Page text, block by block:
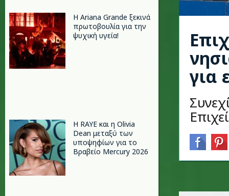
Η Ariana Grande ξεκινά
πρωτοβουλία για την
ψυχική υγεία!
Η RAYE και η Olivia
Dean μεταξύ των
υποψηφίων για το
Βραβείο Mercury 2026
για